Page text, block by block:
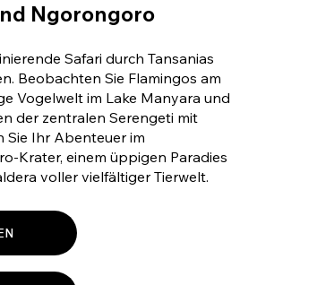
Ngorongoro
Safari durch Tansanias
Beobachten Sie Flamingos am
Vogelwelt im Lake Manyara und
der zentralen Serengeti mit
Sie Ihr Abenteuer im
Krater, einem üppigen Paradies
voller vielfältiger Tierwelt.